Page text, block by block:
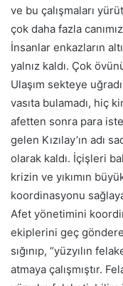
ve bu çalışmaları
çok daha fazla
İnsanlar enkazların
yalnız kaldı. Çok
Ulaşım sekteye
vasıta bulamadı, hiç
afetten sonra para
gelen Kızılay’ın adı
olarak kaldı. İçişleri
krizin ve yıkımın
koordinasyonu
Afet yönetimini
ekiplerini geç
sığınıp, “yüzyılın
atmaya çalışmıştır.